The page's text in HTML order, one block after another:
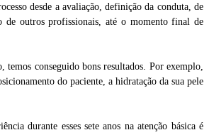
desde a avaliação, definição da conduta, de
de outros profissionais, até o momento final de
temos conseguido bons resultados. Por exemplo,
do paciente, a hidratação da sua pele
durante esses sete anos na atenção básica é